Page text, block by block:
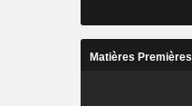
Matières Premières